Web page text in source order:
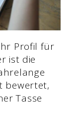
Profil für
ist die
bewertet,
Tasse